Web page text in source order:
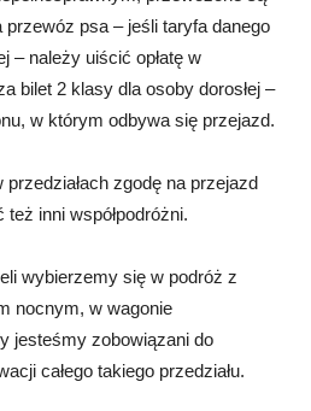
przewóz psa – jeśli taryfa danego
– należy uiścić opłatę w
bilet 2 klasy dla osoby dorosłej –
w którym odbywa się przejazd.
zgodę na przejazd
inni współpodróżni.
wybierzemy się w podróż z
nocnym, w wagonie
jesteśmy zobowiązani do
całego takiego przedziału.